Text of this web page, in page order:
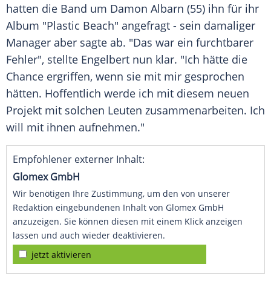
hatten die Band um Damon Albarn (55) ihn für ihr
Album "Plastic Beach" angefragt - sein damaliger
Manager aber sagte ab. "Das war ein furchtbarer
Fehler", stellte Engelbert nun klar. "Ich hätte die
Chance ergriffen, wenn sie mit mir gesprochen
hätten. Hoffentlich werde ich mit diesem neuen
Projekt mit solchen Leuten zusammenarbeiten. Ich
will mit ihnen aufnehmen."
Empfohlener externer Inhalt:
Glomex GmbH
Wir benötigen Ihre Zustimmung, um den von unserer
Redaktion eingebundenen Inhalt von Glomex GmbH
anzuzeigen. Sie können diesen mit einem Klick anzeigen
lassen und auch wieder deaktivieren.
jetzt aktivieren